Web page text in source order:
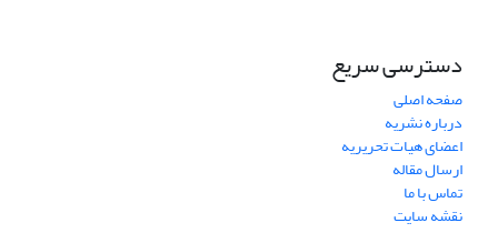
دسترسی سریع
صفحه اصلی
درباره نشریه
اعضای هیات تحریریه
ارسال مقاله
تماس با ما
نقشه سایت